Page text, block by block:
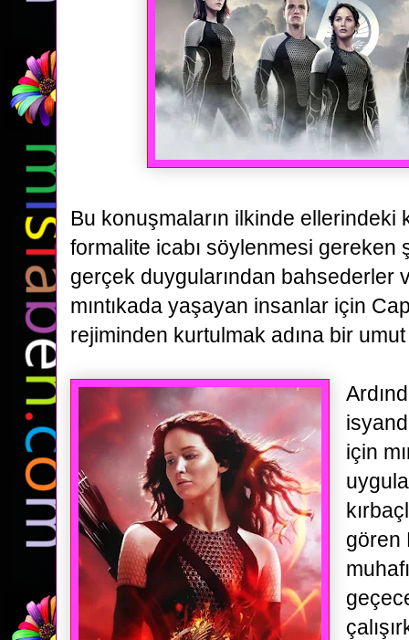
Bu konuşmaların ilkinde ellerindeki
formalite icabı söylenmesi gereken
gerçek duygularından bahsederler
mıntıkada yaşayan insanlar için
rejiminden kurtulmak adına bir umut
için
gören